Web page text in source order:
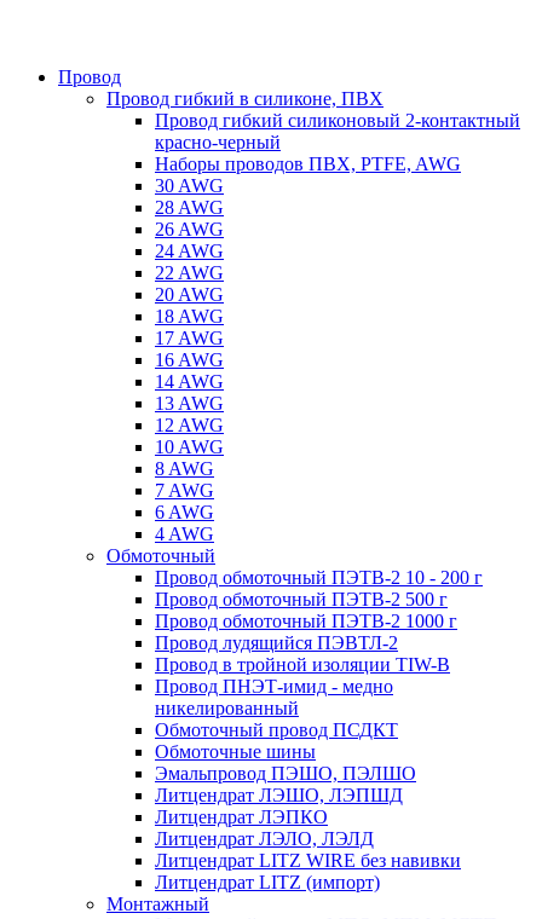
Провод
Провод гибкий в силиконе, ПВХ
Провод гибкий силиконовый 2-контактный
красно-черный
Наборы проводов ПВХ, PTFE, AWG
30 AWG
28 AWG
26 AWG
24 AWG
22 AWG
20 AWG
18 AWG
17 AWG
16 AWG
14 AWG
13 AWG
12 AWG
10 AWG
8 AWG
7 AWG
6 AWG
4 AWG
Обмоточный
Провод обмоточный ПЭТВ-2 10 - 200 г
Провод обмоточный ПЭТВ-2 500 г
Провод обмоточный ПЭТВ-2 1000 г
Провод лудящийся ПЭВТЛ-2
Провод в тройной изоляции TIW-B
Провод ПНЭТ-имид - медно
никелированный
Обмоточный провод ПСДКТ
Обмоточные шины
Эмальпровод ПЭШО, ПЭЛШО
Литцендрат ЛЭШО, ЛЭПШД
Литцендрат ЛЭПКО
Литцендрат ЛЭЛО, ЛЭЛД
Литцендрат LITZ WIRE без навивки
Литцендрат LITZ (импорт)
Монтажный